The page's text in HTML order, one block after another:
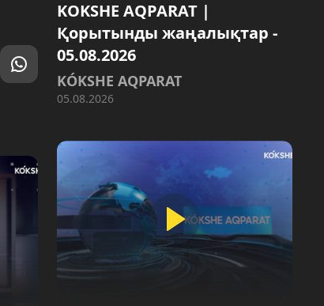
KOKSHE AQPARAT |
Қорытынды жаңалықтар -
05.08.2026
KÓKSHE AQPARAT
05.08.2026